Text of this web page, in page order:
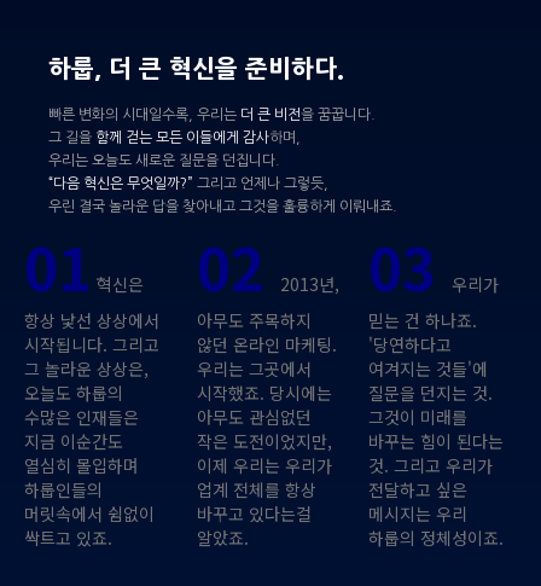
하룹, 더 큰 혁신을 준비하다.
빠른 변화의 시대일수록, 우리는 더 큰 비전을 꿈꿉니다.
그 길을 함께 걷는 모든 이들에게 감사하며,
우리는 오늘도 새로운 질문을 던집니다.
“다음 혁신은 무엇일까?” 그리고 언제나 그렇듯,
우린 결국 놀라운 답을 찾아내고 그것을 훌륭하게 이뤄내죠.
01 혁신은
항상 낯선 상상에서
시작됩니다. 그리고
그 놀라운 상상은,
오늘도 하룹의
수많은 인재들은
지금 이순간도
열심히 몰입하며
하룹인들의
머릿속에서 쉼없이
싹트고 있죠.
02
2013년,
아무도 주목하지
않던 온라인 마케팅.
우리는 그곳에서
시작했죠. 당시에는
아무도 관심없던
작은 도전이었지만,
이제 우리는 우리가
업계 전체를 항상
바꾸고 있다는걸
알았죠.
03우리가
믿는 건 하나죠.
'당연하다고
여겨지는 것들'에
질문을 던지는 것.
그것이 미래를
바꾸는 힘이 된다는
것. 그리고 우리가
전달하고 싶은
메시지는 우리
하룹의 정체성이죠.